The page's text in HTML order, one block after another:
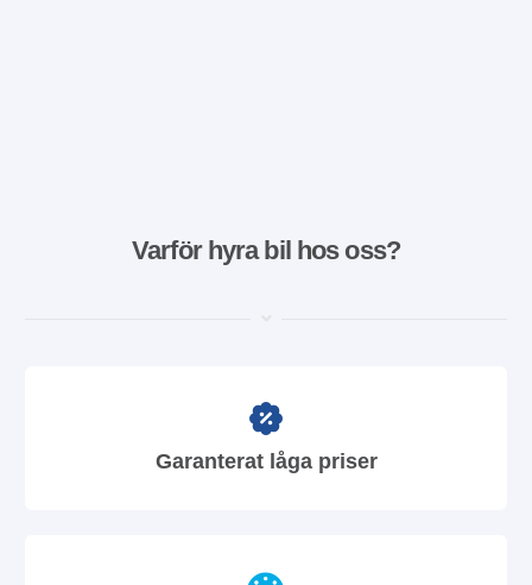
Varför hyra bil hos oss?
Garanterat låga priser